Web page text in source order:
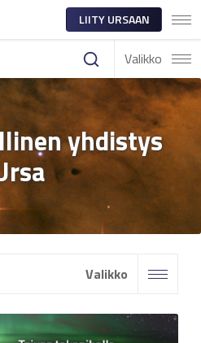
LIITY URSAAN
Valikko
yhdistys
Valikko